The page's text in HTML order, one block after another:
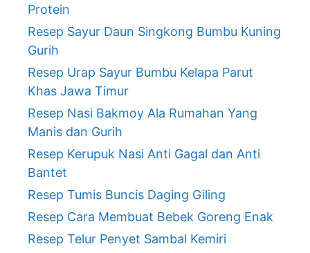
Protein
Resep Sayur Daun Singkong Bumbu Kuning
Gurih
Resep Urap Sayur Bumbu Kelapa Parut
Khas Jawa Timur
Resep Nasi Bakmoy Ala Rumahan Yang
Manis dan Gurih
Resep Kerupuk Nasi Anti Gagal dan Anti
Bantet
Resep Tumis Buncis Daging Giling
Resep Cara Membuat Bebek Goreng Enak
Resep Telur Penyet Sambal Kemiri